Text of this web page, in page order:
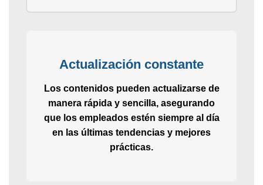
Actualización constante
Los contenidos pueden actualizarse de
manera rápida y sencilla, asegurando
que los empleados estén siempre al día
en las últimas tendencias y mejores
prácticas.